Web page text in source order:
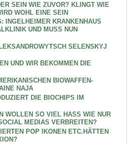
SEIN WIE ZUVOR? KLINGT WIE
WOHL EINE SEIN
INGELHEIMER KRANKENHAUS
UND MUSS NUN
SELENSKYJ
UND WIR BEKOMMEN DIE
BIOWAFFEN-
NAJA
DIE BIOCHIPS IM
WOLLEN SO VIEL HASS WIE NUR
MEDIAS VERBREITEN?
POP IKONEN ETC.HÄTTEN